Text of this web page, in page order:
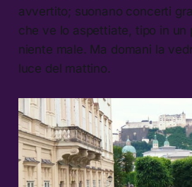
avvertito; suonano concerti
che ve lo aspettiate, tipo in un
niente male. Ma domani la
luce del mattino.